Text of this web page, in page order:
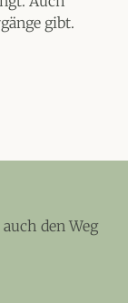
gibt.
den Weg